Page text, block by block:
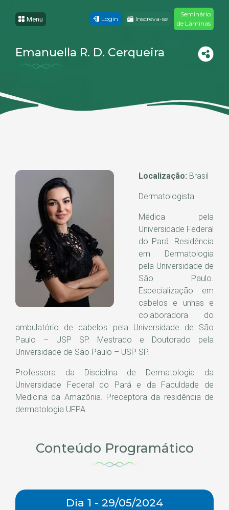
Emanuella R. D. Cerqueira
Menu Login Inscreva-se
Seminário
de Lâminas
Localização: Brasil
Dermatologista
Médica pela
Universidade Federal
do Pará. Residência
em Dermatologia
pela Universidade de
São Paulo.
Especialização em
cabelos e unhas e
colaboradora do
ambulatório de cabelos pela Universidade de São
Paulo – USP SP. Mestrado e Doutorado pela
Universidade de São Paulo – USP SP.
Professora da Disciplina de Dermatologia da
Universidade Federal do Pará e da Faculdade de
Medicina da Amazônia. Preceptora da residência de
dermatologia UFPA.
Conteúdo Programático
Dia 1 - 29/05/2024